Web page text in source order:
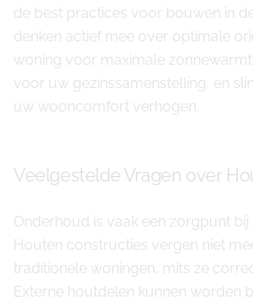
de best practices voor bouwen in
denken actief mee over optimale
woning voor maximale
voor uw gezinssamenstelling, en
uw wooncomfort verhogen.
Veelgestelde Vragen over
Onderhoud is vaak een zorgpunt
Houten constructies vergen niet
traditionele woningen, mits ze
Externe houtdelen kunnen worden